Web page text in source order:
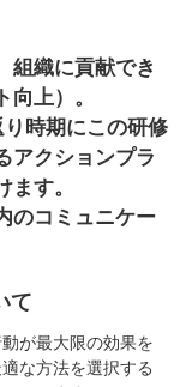
組織に貢献でき
上）。
時期にこの研修
アクションプラ
す。
のコミュニケー
て
が最大限の効果を
な方法を選択する